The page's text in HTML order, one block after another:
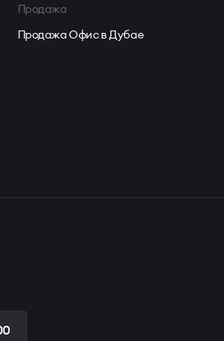
Продажа
Продажа Офис в Дубае